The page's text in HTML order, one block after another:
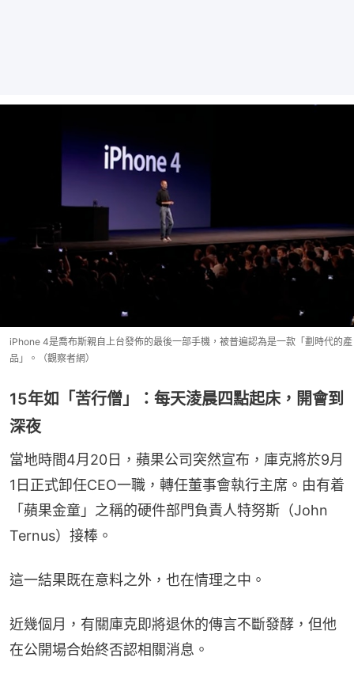
iPhone 4是喬布斯親自上台發佈的最後一部手機，被普遍認為是一款「劃時代的產
品」。（觀察者網）
15年如「苦行僧」：每天淩晨四點起床，開會到
深夜
當地時間4月20日，蘋果公司突然宣布，庫克將於9月
1日正式卸任CEO一職，轉任董事會執行主席。由有着
「蘋果金童」之稱的硬件部門負責人特努斯（John
Ternus）接棒。
這一結果既在意料之外，也在情理之中。
近幾個月，有關庫克即將退休的傳言不斷發酵，但他
在公開場合始終否認相關消息。